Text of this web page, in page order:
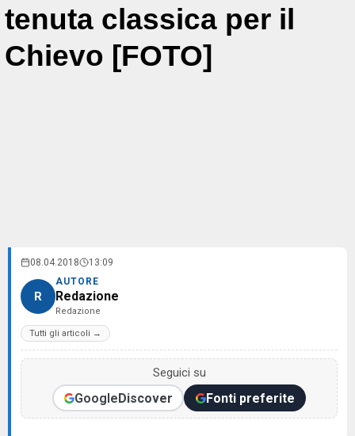
tenuta classica per il
Chievo [FOTO]
08.04.2018 13:09
R
AUTORE
Redazione
Redazione
Tutti gli articoli →
Seguici su
GoogleDiscover Fonti preferite